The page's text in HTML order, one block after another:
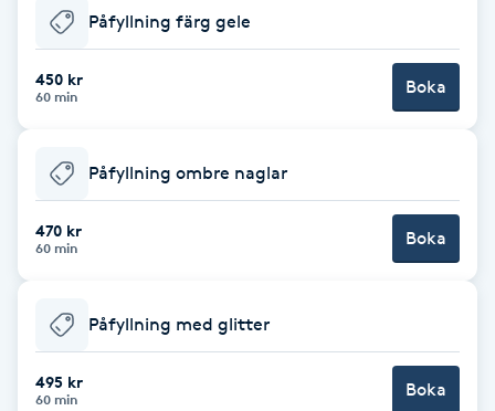
Extensions
Extensions borttagning
Face framing
Påfyllning färg gele
450 kr
60 min Boka
Påfyllning ombre naglar
470 kr
60 min Boka
Påfyllning med glitter
495 kr
60 min Boka